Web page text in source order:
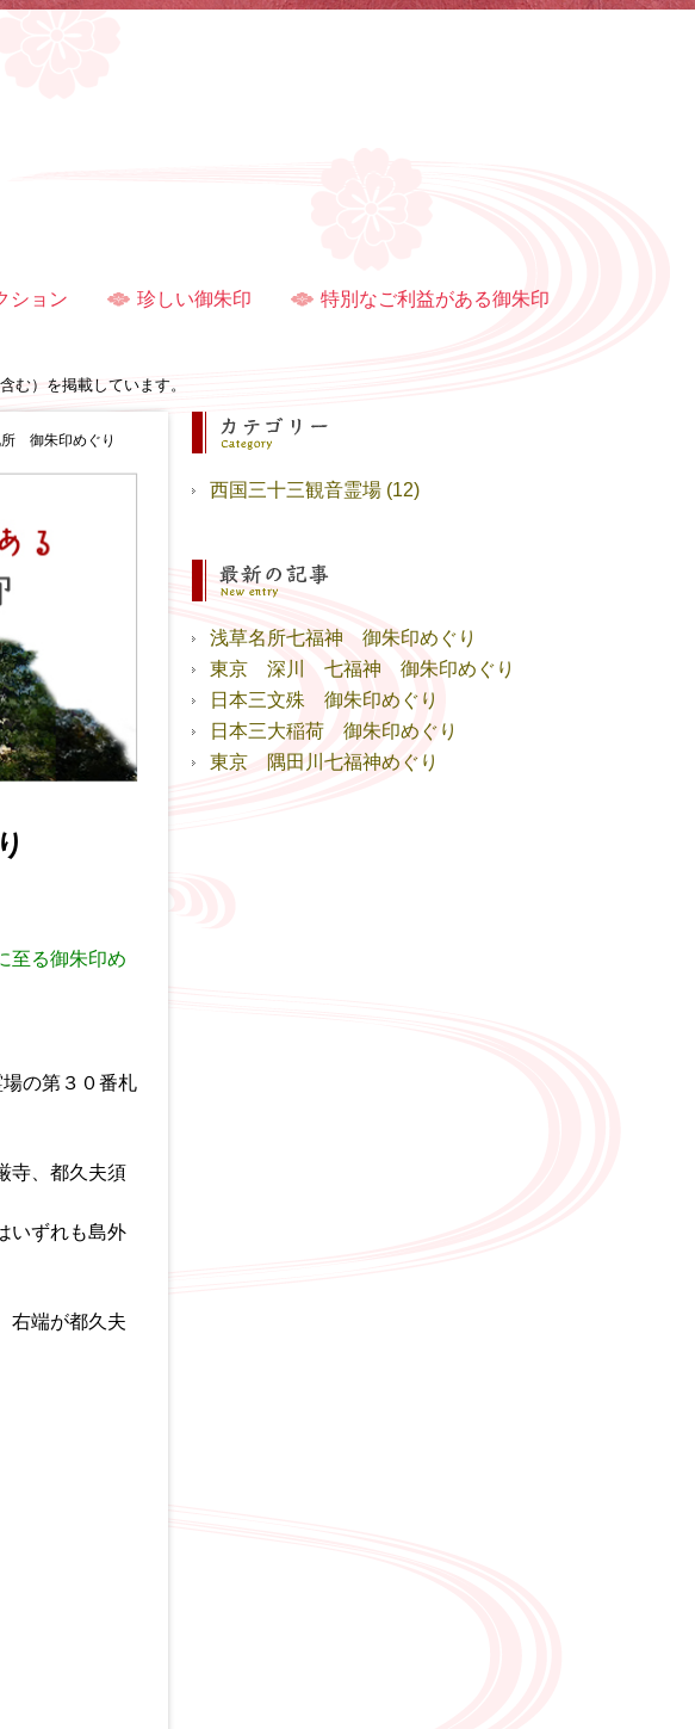
ション 珍しい御朱印 特別なご利益がある御朱印
む）を掲載しています。
御朱印めぐり
至る御朱印め
の第３０番札
寺、都久夫須
いずれも島外
右端が都久夫
西国三十三観音霊場 (12)
浅草名所七福神 御朱印めぐり
東京 深川 七福神 御朱印めぐり
日本三文殊 御朱印めぐり
日本三大稲荷 御朱印めぐり
東京 隅田川七福神めぐり